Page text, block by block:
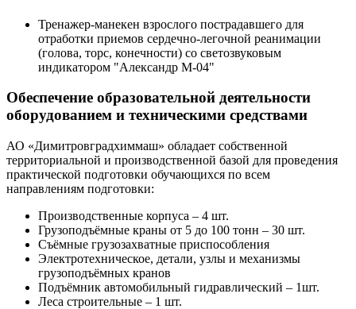
Тренажер-манекен взрослого пострадавшего для
отработки приемов сердечно-легочной реанимации
(голова, торс, конечности) со светозвуковым
индикатором "Александр М-04"
Обеспечение образовательной деятельности
оборудованием и техническими средствами
АО «Димитровградхиммаш» обладает собственной
территориальной и производственной базой для проведения
практической подготовки обучающихся по всем
направлениям подготовки:
Производственные корпуса – 4 шт.
Грузоподъёмные краны от 5 до 100 тонн – 30 шт.
Съёмные грузозахватные приспособления
Электротехническое, детали, узлы и механизмы
грузоподъёмных кранов
Подъёмник автомобильный гидравлический – 1шт.
Леса строительные – 1 шт.